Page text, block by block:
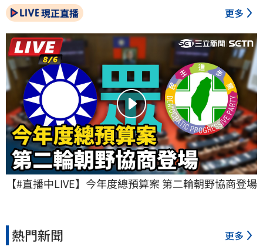
現正直播 更多
【#直播中LIVE】今年度總預算案 第二輪朝野協商登場
熱門新聞 更多